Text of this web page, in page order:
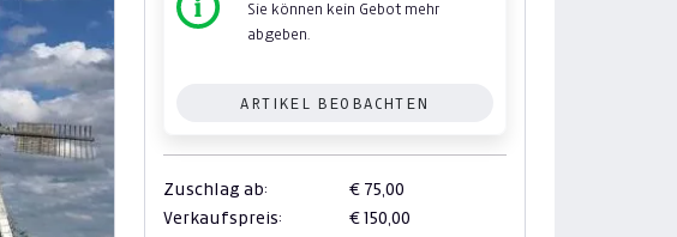
Sie können kein Gebot mehr
abgeben.
ARTIKEL BEOBACHTEN
Zuschlag ab:
€ 75,00
Verkaufspreis:
€ 150,00